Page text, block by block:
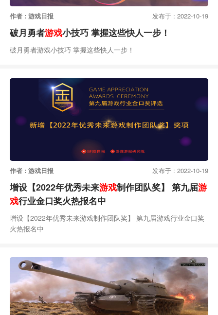
作者 : 游戏日报 发布于 : 2022-10-19
破月勇者游戏小技巧 掌握这些快人一步！
破月勇者游戏小技巧 掌握这些快人一步！
作者 : 游戏日报 发布于 : 2022-10-19
增设【2022年优秀未来游戏制作团队奖】 第九届游
戏行业金口奖火热报名中​
增设【2022年优秀未来游戏制作团队奖】 第九届游戏行业金口奖
火热报名中​